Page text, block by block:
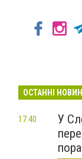
ОСТАННІ
У
17:40